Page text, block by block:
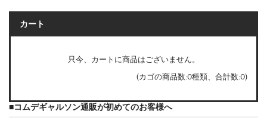
カート
只今、カートに商品はございません。
(カゴの商品数:0種類、合計数:0)
■コムデギャルソン通販が初めてのお客様へ